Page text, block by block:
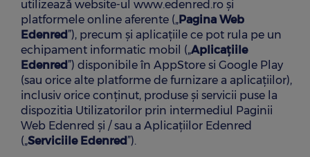
utilizează website-ul www.edenred.ro și
platformele online aferente („Pagina Web
Edenred”), precum și aplicațiile ce pot rula pe un
echipament informatic mobil („Aplicațiile
Edenred”) disponibile în AppStore si Google Play
(sau orice alte platforme de furnizare a aplicațiilor),
inclusiv orice conținut, produse și servicii puse la
dispozitia Utilizatorilor prin intermediul Paginii
Web Edenred și / sau a Aplicațiilor Edenred
(„Serviciile Edenred”).